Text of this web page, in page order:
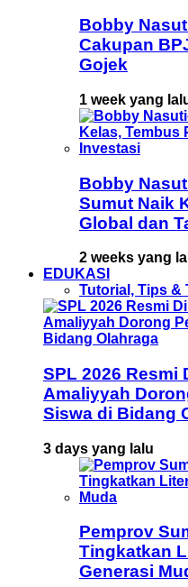
Bobby
Cakupan
Gojek
1 week yang
Bobby
Sumut Naik
Global dan
2 weeks yang
EDUKASI
Tutorial, Tips &
SPL 2026 Resmi
Amaliyyah
Siswa di Bidang
3 days yang lalu
Pemprov
Tingkatkan
Generasi